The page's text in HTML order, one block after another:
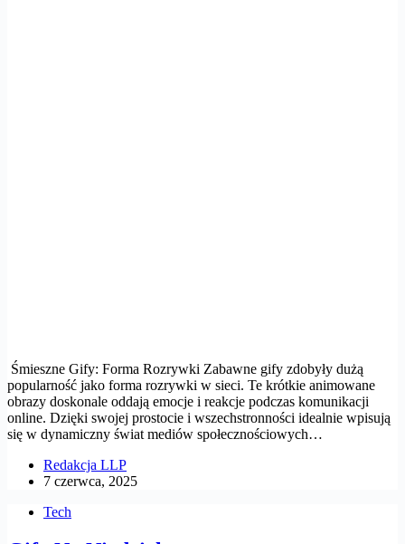
Śmieszne Gify: Forma Rozrywki Zabawne gify zdobyły dużą
popularność jako forma rozrywki w sieci. Te krótkie animowane
obrazy doskonale oddają emocje i reakcje podczas komunikacji
online. Dzięki swojej prostocie i wszechstronności idealnie wpisują
się w dynamiczny świat mediów społecznościowych…
Redakcja LLP
7 czerwca, 2025
Tech